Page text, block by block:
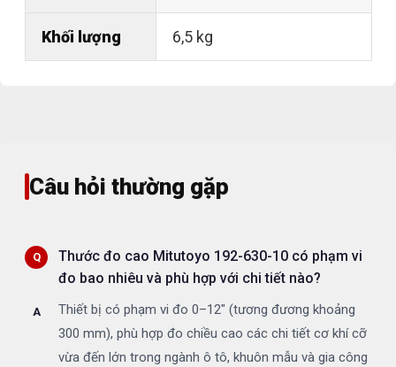
Khối lượng 6,5 kg
Câu hỏi thường gặp
Thước đo cao Mitutoyo 192-630-10 có phạm vi
đo bao nhiêu và phù hợp với chi tiết nào?
Thiết bị có phạm vi đo 0–12" (tương đương khoảng
300 mm), phù hợp đo chiều cao các chi tiết cơ khí cỡ
vừa đến lớn trong ngành ô tô, khuôn mẫu và gia công